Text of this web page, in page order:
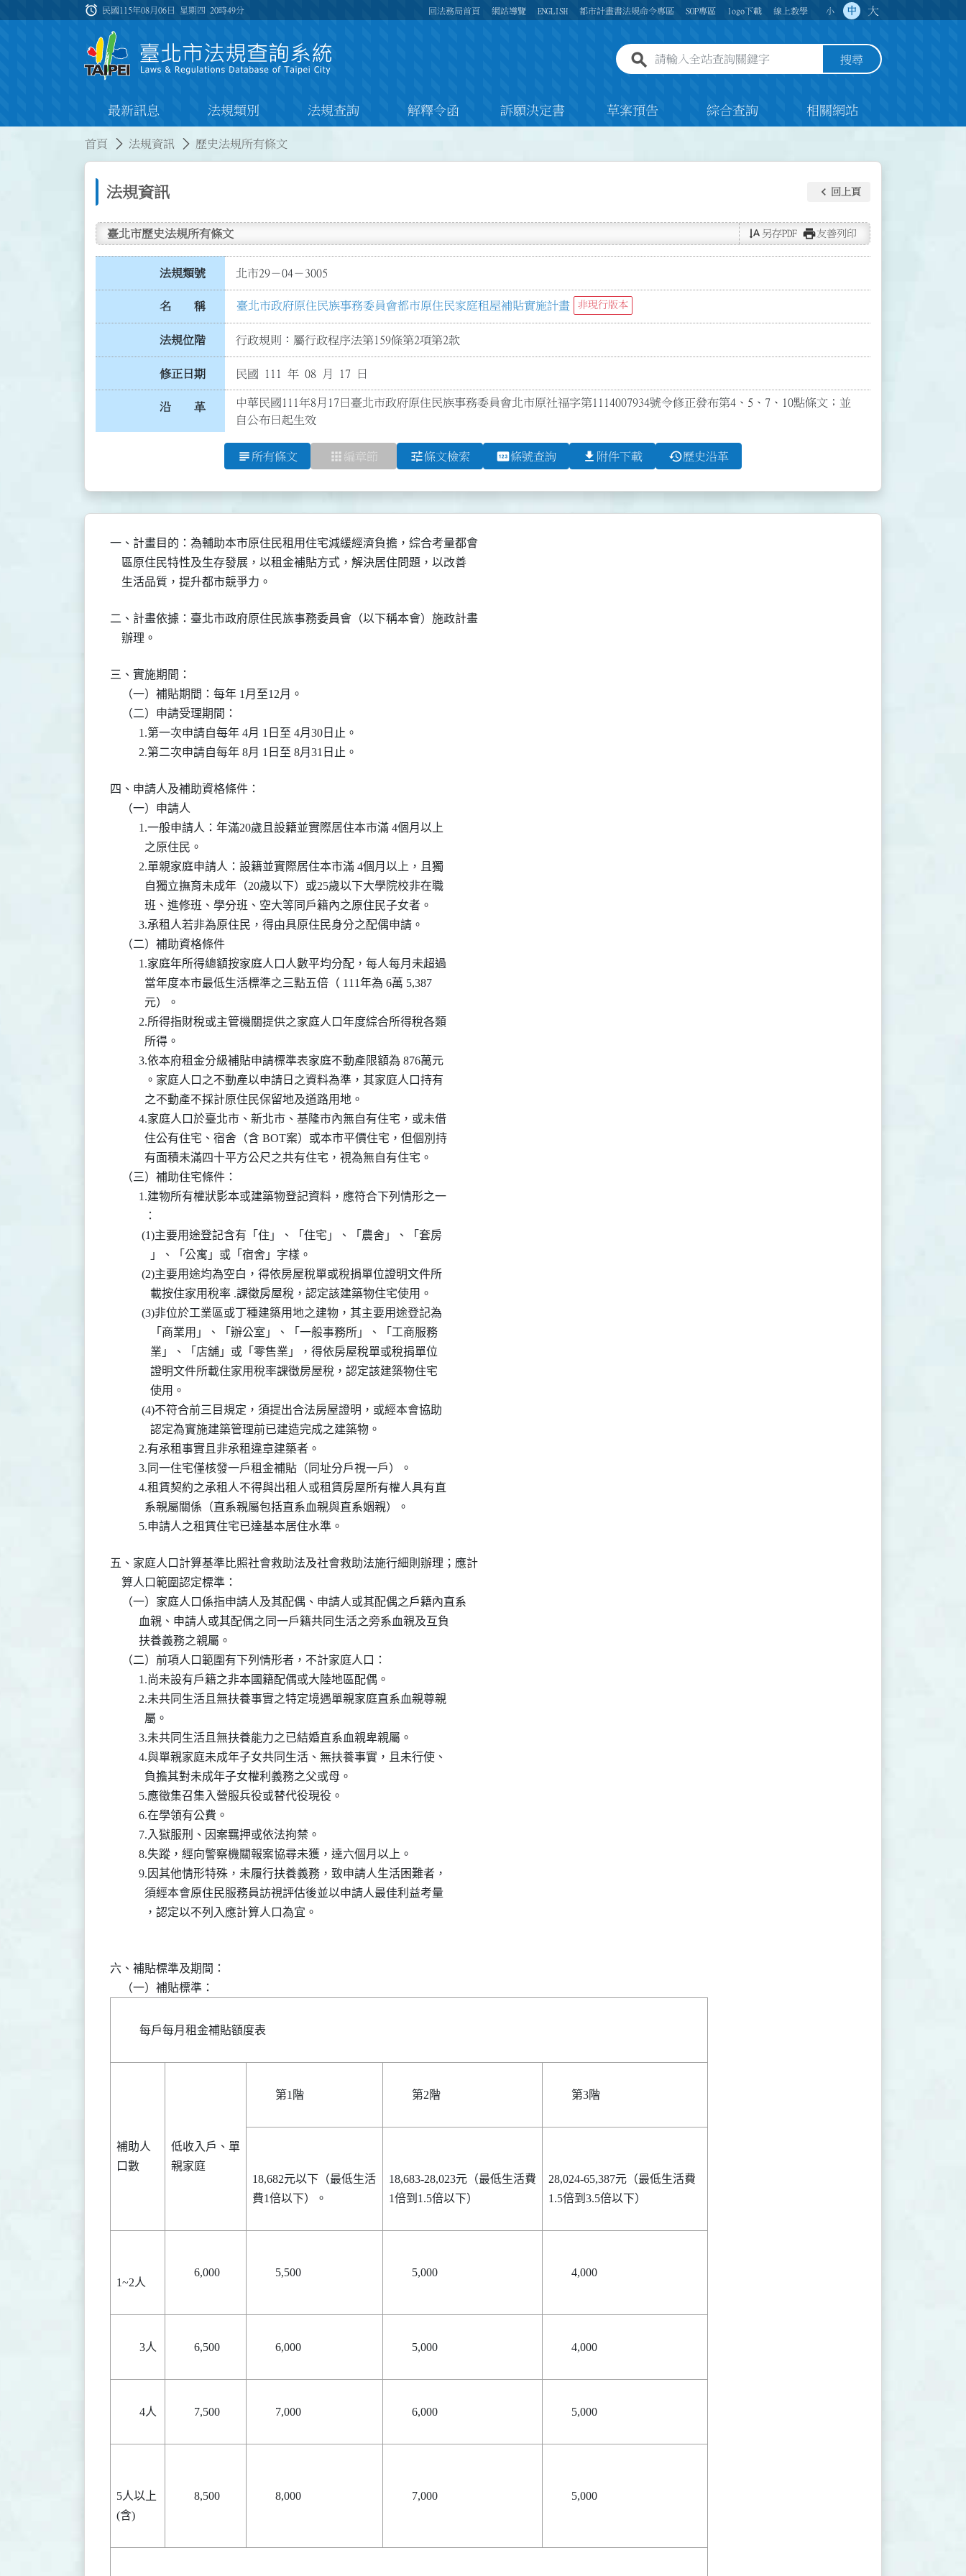
:::
alarm 民國115年08月06日 星期四20時49分 回法務局首頁 網站導覽 ENGLISH 都市計畫書法規命令專區 SOP專區 logo下載 線上教學 小 中 大
全站查詢關鍵字欄位 搜尋
最新訊息 法規類別 法規查詢 解釋令函 訴願決定書 草案預告 綜合查詢 相關網站
首頁 法規資訊 歷史法規所有條文
法規資訊 keyboard_arrow_left 回上頁
臺北市歷史法規所有條文 text_rotate_vertical 另存PDF print友善列印
法規類號 北市29－04－3005
名 稱 臺北市政府原住民族事務委員會都市原住民家庭租屋補貼實施計畫 非現行版本
法規位階 行政規則：屬行政程序法第159條第2項第2款
修正日期 民國 111 年 08 月 17 日
沿 革
中華民國111年8月17日臺北市政府原住民族事務委員會北市原社福字第1114007934號令修正發布第4、5、7、10點條文；並
自公布日起生效
subject 所有條文 apps 編章節 tune條文檢索 pin條號查詢 file_download 附件下載 history歷史沿革
一、計畫目的：為輔助本市原住民租用住宅減緩經濟負擔，綜合考量都會
    區原住民特性及生存發展，以租金補貼方式，解決居住問題，以改善
    生活品質，提升都市競爭力。
二、計畫依據：臺北市政府原住民族事務委員會（以下稱本會）施政計畫
    辦理。
三、實施期間：
    （一）補貼期間：每年 1月至12月。
    （二）申請受理期間：
          1.第一次申請自每年 4月 1日至 4月30日止。
          2.第二次申請自每年 8月 1日至 8月31日止。
四、申請人及補助資格條件：
    （一）申請人
          1.一般申請人：年滿20歲且設籍並實際居住本市滿 4個月以上
            之原住民。
          2.單親家庭申請人：設籍並實際居住本市滿 4個月以上，且獨
            自獨立撫育未成年（20歲以下）或25歲以下大學院校非在職
            班、進修班、學分班、空大等同戶籍內之原住民子女者。
          3.承租人若非為原住民，得由具原住民身分之配偶申請。
    （二）補助資格條件
          1.家庭年所得總額按家庭人口人數平均分配，每人每月未超過
            當年度本市最低生活標準之三點五倍（ 111年為 6萬 5,387
            元）。
          2.所得指財稅或主管機關提供之家庭人口年度綜合所得稅各類
            所得。
          3.依本府租金分級補貼申請標準表家庭不動產限額為 876萬元
            。家庭人口之不動產以申請日之資料為準，其家庭人口持有
            之不動產不採計原住民保留地及道路用地。
          4.家庭人口於臺北市、新北市、基隆市內無自有住宅，或未借
            住公有住宅、宿舍（含 BOT案）或本市平價住宅，但個別持
            有面積未滿四十平方公尺之共有住宅，視為無自有住宅。
    （三）補助住宅條件：
          1.建物所有權狀影本或建築物登記資料，應符合下列情形之一
            ：
           (1)主要用途登記含有「住」、「住宅」、「農舍」、「套房
              」、「公寓」或「宿舍」字樣。
           (2)主要用途均為空白，得依房屋稅單或稅捐單位證明文件所
              載按住家用稅率 .課徵房屋稅，認定該建築物住宅使用。
           (3)非位於工業區或丁種建築用地之建物，其主要用途登記為
              「商業用」、「辦公室」、「一般事務所」、「工商服務
              業」、「店舖」或「零售業」，得依房屋稅單或稅捐單位
              證明文件所載住家用稅率課徵房屋稅，認定該建築物住宅
              使用。
           (4)不符合前三目規定，須提出合法房屋證明，或經本會協助
              認定為實施建築管理前已建造完成之建築物。
          2.有承租事實且非承租違章建築者。
          3.同一住宅僅核發一戶租金補貼（同址分戶視一戶）。
          4.租賃契約之承租人不得與出租人或租賃房屋所有權人具有直
            系親屬關係（直系親屬包括直系血親與直系姻親）。
          5.申請人之租賃住宅已達基本居住水準。
五、家庭人口計算基準比照社會救助法及社會救助法施行細則辦理；應計
    算人口範圍認定標準：
    （一）家庭人口係指申請人及其配偶、申請人或其配偶之戶籍內直系
          血親、申請人或其配偶之同一戶籍共同生活之旁系血親及互負
          扶養義務之親屬。
    （二）前項人口範圍有下列情形者，不計家庭人口：
          1.尚未設有戶籍之非本國籍配偶或大陸地區配偶。
          2.未共同生活且無扶養事實之特定境遇單親家庭直系血親尊親
            屬。
          3.未共同生活且無扶養能力之已結婚直系血親卑親屬。
          4.與單親家庭未成年子女共同生活、無扶養事實，且未行使、
            負擔其對未成年子女權利義務之父或母。
          5.應徵集召集入營服兵役或替代役現役。
          6.在學領有公費。
          7.入獄服刑、因案羈押或依法拘禁。
          8.失蹤，經向警察機關報案協尋未獲，達六個月以上。
          9.因其他情形特殊，未履行扶養義務，致申請人生活困難者，
            須經本會原住民服務員訪視評估後並以申請人最佳利益考量
            ，認定以不列入應計算人口為宜。
六、補貼標準及期間：
每戶每月租金補貼額度表
補助人
口數
低收入戶、單
親家庭
第1階 第2階 第3階
18,682元以下（最低生活
費1倍以下）。
18,683-28,023元（最低生活費
1倍到1.5倍以下）
28,024-65,387元（最低生活費
1.5倍到3.5倍以下）
1~2人
6,000 5,500 5,000 4,000
3人 6,500 6,000 5,000 4,000
4人 7,500 7,000 6,000 5,000
5人以上
(含)
8,500 8,000 7,000 5,000